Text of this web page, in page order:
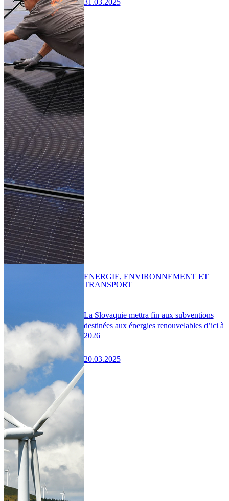
31.03.2025
La Slovaquie mettra fin aux subventions
destinées aux énergies renouvelables d’ici à
2026
20.03.2025
ENERGIE, ENVIRONNEMENT ET
TRANSPORT